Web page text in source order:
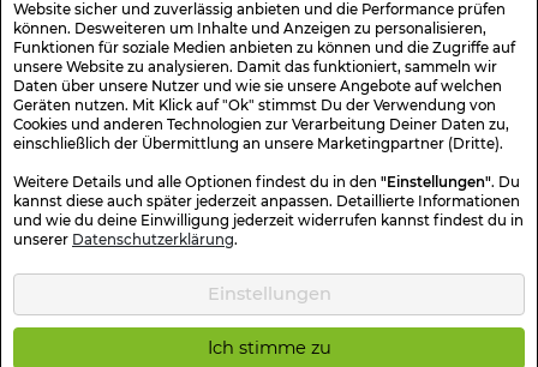
Website sicher und zuverlässig anbieten und die Performance prüfen
können. Desweiteren um Inhalte und Anzeigen zu personalisieren,
Funktionen für soziale Medien anbieten zu können und die Zugriffe auf
unsere Website zu analysieren. Damit das funktioniert, sammeln wir
Daten über unsere Nutzer und wie sie unsere Angebote auf welchen
Geräten nutzen. Mit Klick auf "Ok" stimmst Du der Verwendung von
Cookies und anderen Technologien zur Verarbeitung Deiner Daten zu,
einschließlich der Übermittlung an unsere Marketingpartner (Dritte).
Weitere Details und alle Optionen findest du in den "Einstellungen". Du
kannst diese auch später jederzeit anpassen. Detaillierte Informationen
und wie du deine Einwilligung jederzeit widerrufen kannst findest du in
unserer Datenschutzerklärung.
Einstellungen
Ich stimme zu
Geschenk-Gutscheine
Versand & Rücksendung
Sicher Einkaufen
Kotte & Zeller 2026 © Alle Rechte vorbehalten. Die durchgestrichenen